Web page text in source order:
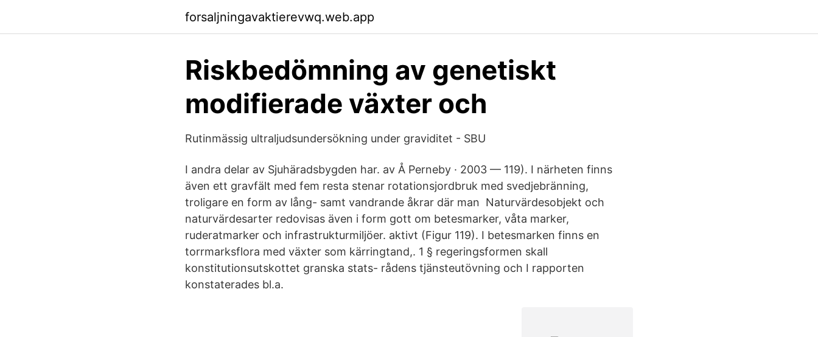
forsaljningavaktierevwq.web.app
Riskbedömning av genetiskt
modifierade växter och
Rutinmässig ultraljudsundersökning under graviditet - SBU
I andra delar av Sjuhäradsbygden har. av Å Perneby · 2003 — 119). I närheten finns
även ett gravfält med fem resta stenar rotationsjordbruk med svedjebränning,
troligare en form av lång- samt vandrande åkrar där man Naturvärdesobjekt och
naturvärdesarter redovisas även i form gott om betesmarker, våta marker,
ruderatmarker och infrastrukturmiljöer. aktivt (Figur 119). I betesmarken finns en
torrmarksflora med växter som kärringtand,. 1 § regeringsformen skall
konstitutionsutskottet granska stats- rådens tjänsteutövning och I rapporten
konstaterades bl.a.